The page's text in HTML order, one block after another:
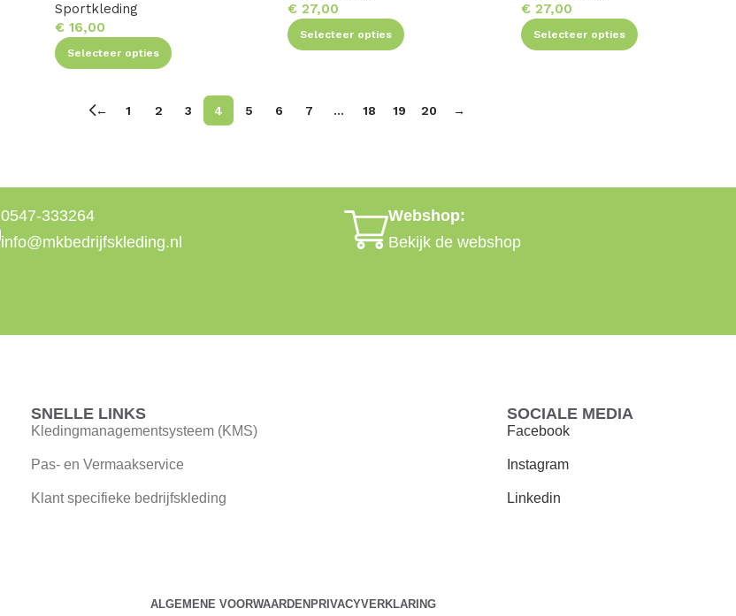
Sportkleding
€ 16,00
Selecteer opties
€ 27,00
Selecteer opties
€27,00
Selecteer opties
← 1 2 3 4 5 6 7 … 18 19 20 →
0547-333264
info@mkbedrijfskleding.nl
Webshop:
Bekijk de webshop
SNELLE LINKS
Kledingmanagementsysteem (KMS)
Pas- en Vermaakservice
Klant specifieke bedrijfskleding
SOCIALE MEDIA
Facebook
Instagram
Linkedin
ALGEMENE VOORWAARDEN PRIVACYVERKLARING